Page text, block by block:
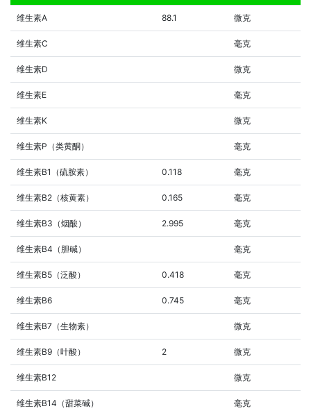
维生素A 88.1 微克
维生素C 毫克
维生素D 微克
维生素E 毫克
维生素K 微克
维生素P（类黄酮） 毫克
维生素B1（硫胺素） 0.118 毫克
维生素B2（核黄素） 0.165 毫克
维生素B3（烟酸） 2.995 毫克
维生素B4（胆碱） 毫克
维生素B5（泛酸） 0.418 毫克
维生素B6 0.745 毫克
维生素B7（生物素） 微克
维生素B9（叶酸） 2 微克
维生素B12 微克
维生素B14（甜菜碱） 毫克